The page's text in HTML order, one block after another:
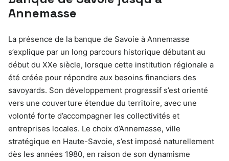
Annemasse
La présence de la banque de Savoie à Annemasse
s’explique par un long parcours historique débutant au
début du XXe siècle, lorsque cette institution régionale a
été créée pour répondre aux besoins financiers des
savoyards. Son développement progressif s’est orienté
vers une couverture étendue du territoire, avec une
volonté forte d’accompagner les collectivités et
entreprises locales. Le choix d’Annemasse, ville
stratégique en Haute-Savoie, s’est imposé naturellement
dès les années 1980, en raison de son dynamisme